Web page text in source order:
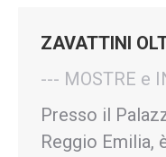
ZAVATTINI
--- MOSTRE e
Presso il
Reggio Emilia,